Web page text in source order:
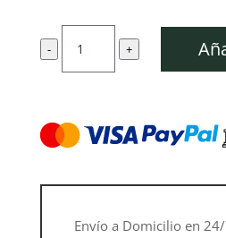
-
Cortasetos
50
cantidad
+
Envío a Domicilio en